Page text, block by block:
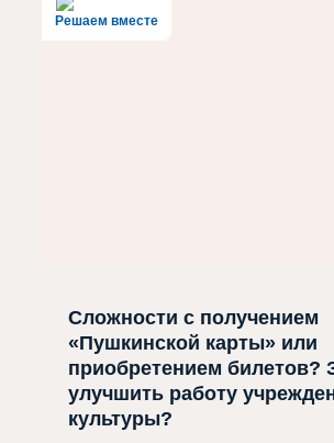
Решаем вместе
Сложности с получением
«Пушкинской карты» или
приобретением билетов?
улучшить работу
культуры?